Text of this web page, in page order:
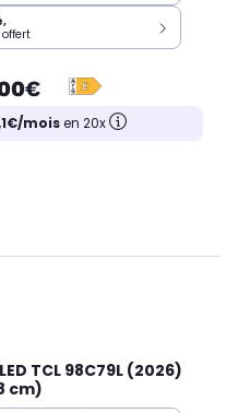
moisen 20x
TCL 98C79L (2026)
cm)